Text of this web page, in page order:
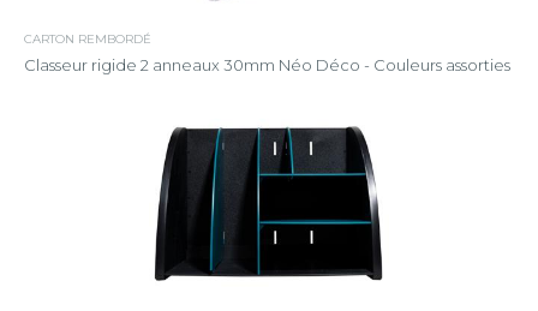
CARTON REMBORDÉ
Classeur rigide 2 anneaux 30mm Néo Déco - Couleurs assorties